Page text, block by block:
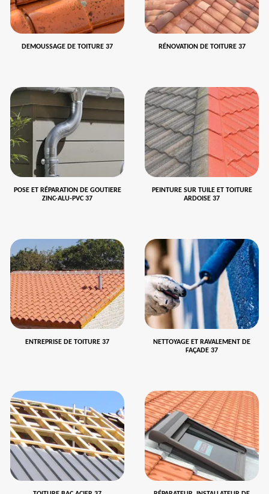
DEMOUSSAGE DE TOITURE 37 RÉNOVATION DE TOITURE 37
POSE ET RÉPARATION DE GOUTIERE
ZINC-ALU-PVC 37
PEINTURE SUR TUILE ET TOITURE
ARDOISE 37
ENTREPRISE DE TOITURE 37
NETTOYAGE ET RAVALEMENT DE
FAÇADE 37